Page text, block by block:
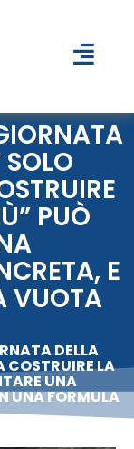
PUÒ
E
VUOTA
DELLA
COSTRUIRE LA
UNA
UNA FORMULA